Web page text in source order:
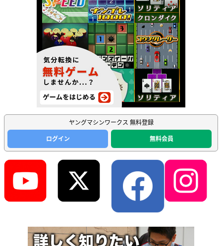
ヤングマシンワークス 無料登録
ログイン
無料会員